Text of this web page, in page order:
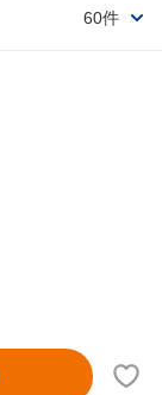
60件